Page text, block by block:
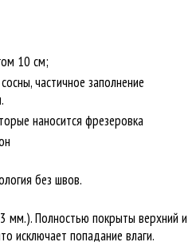
10 см;
частичное заполнение
наносится фрезеровка
без швов.
мм.). Полностью покрыты верхний и
исключает попадание влаги.